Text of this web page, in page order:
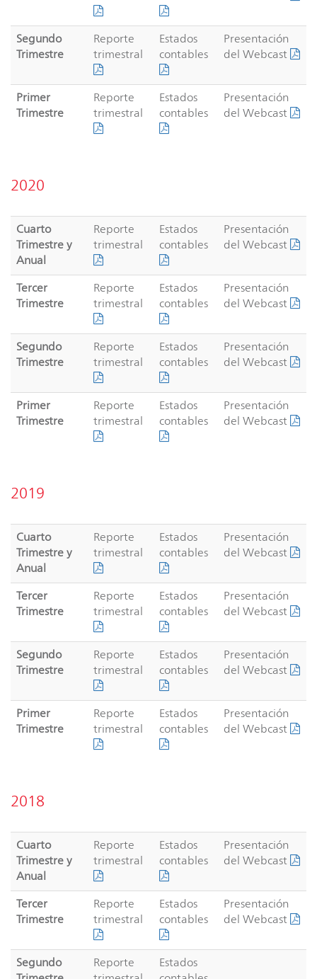
Segundo
Trimestre
Reporte
trimestral
Estados
contables
Presentación
del Webcast
Primer
Trimestre
Reporte
trimestral
Estados
contables
Presentación
del Webcast
2020
Cuarto
Trimestre y
Anual
Reporte
trimestral
Estados
contables
Presentación
del Webcast
Tercer
Trimestre
Reporte
trimestral
Estados
contables
Presentación
del Webcast
Segundo
Trimestre
Reporte
trimestral
Estados
contables
Presentación
del Webcast
Primer
Trimestre
Reporte
trimestral
Estados
contables
Presentación
del Webcast
2019
Cuarto
Trimestre y
Anual
Reporte
trimestral
Estados
contables
Presentación
del Webcast
Tercer
Trimestre
Reporte
trimestral
Estados
contables
Presentación
del Webcast
Segundo
Trimestre
Reporte
trimestral
Estados
contables
Presentación
del Webcast
Primer
Trimestre
Reporte
trimestral
Estados
contables
Presentación
del Webcast
2018
Cuarto
Trimestre y
Anual
Reporte
trimestral
Estados
contables
Presentación
del Webcast
Tercer
Trimestre
Reporte
trimestral
Estados
contables
Presentación
del Webcast
Segundo
Reporte
Estados